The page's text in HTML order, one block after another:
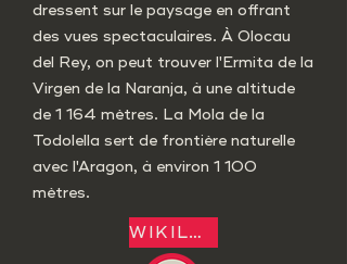
dressent sur le paysage en offrant
des vues spectaculaires. À Olocau
del Rey, on peut trouver l'Ermita de la
Virgen de la Naranja, à une altitude
de 1 164 mètres. La Mola de la
Todolella sert de frontière naturelle
avec l'Aragon, à environ 1 100
mètres.
WIKILOC